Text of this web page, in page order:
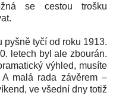
se cestou trošku
pyšně tyčí od roku 1913.
letech byl ale zbourán.
výhled, musíte
malá rada závěrem –
ve všední dny totiž